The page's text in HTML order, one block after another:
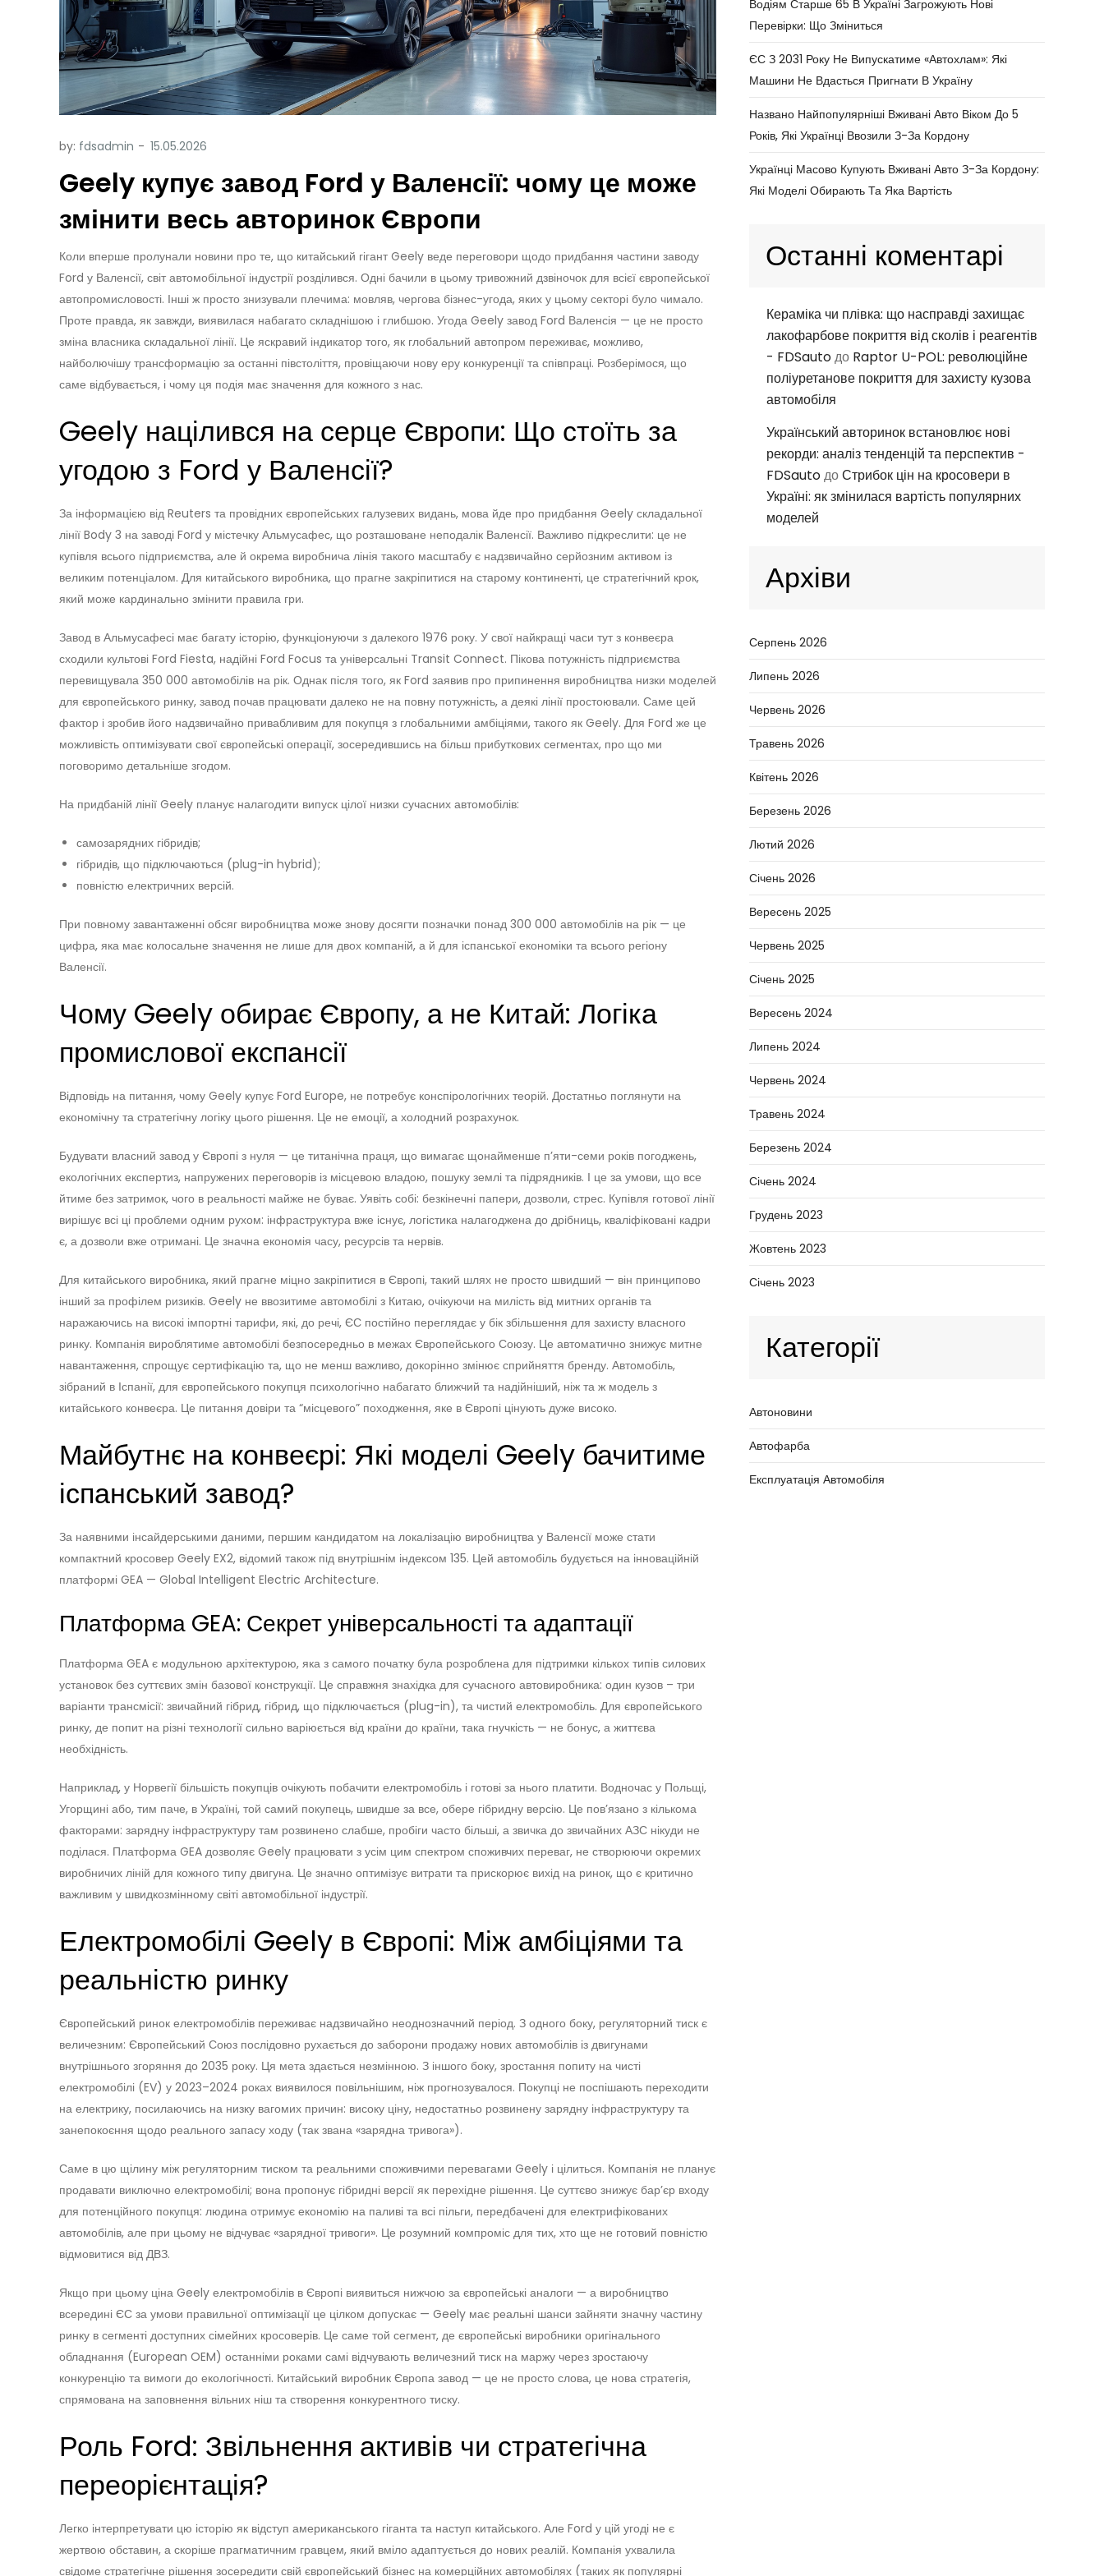
by: fdsadmin
Geely купує завод Ford у Валенсії: чому це може
змінити весь авторинок Європи
Коли вперше пролунали новини про те, що китайський гігант Geely веде переговори щодо придбання частини заводу
Ford у Валенсії, світ автомобільної індустрії розділився. Одні бачили в цьому тривожний дзвіночок для всієї європейської
автопромисловості. Інші ж просто знизували плечима: мовляв, чергова бізнес-угода, яких у цьому секторі було чимало.
Проте правда, як завжди, виявилася набагато складнішою і глибшою. Угода Geely завод Ford Валенсія — це не просто
зміна власника складальної лінії. Це яскравий індикатор того, як глобальний автопром переживає, можливо,
найболючішу трансформацію за останні півстоліття, провіщаючи нову еру конкуренції та співпраці. Розберімося, що
саме відбувається, і чому ця подія має значення для кожного з нас.
Geely націлився на серце Європи: Що стоїть за
угодою з Ford у Валенсії?
За інформацією від Reuters та провідних європейських галузевих видань, мова йде про придбання Geely складальної
лінії Body 3 на заводі Ford у містечку Альмусафес, що розташоване неподалік Валенсії. Важливо підкреслити: це не
купівля всього підприємства, але й окрема виробнича лінія такого масштабу є надзвичайно серйозним активом із
великим потенціалом. Для китайського виробника, що прагне закріпитися на старому континенті, це стратегічний крок,
який може кардинально змінити правила гри.
Завод в Альмусафесі має багату історію, функціонуючи з далекого 1976 року. У свої найкращі часи тут з конвеєра
сходили культові Ford Fiesta, надійні Ford Focus та універсальні Transit Connect. Пікова потужність підприємства
перевищувала 350 000 автомобілів на рік. Однак після того, як Ford заявив про припинення виробництва низки моделей
для європейського ринку, завод почав працювати далеко не на повну потужність, а деякі лінії простоювали. Саме цей
фактор і зробив його надзвичайно привабливим для покупця з глобальними амбіціями, такого як Geely. Для Ford же це
можливість оптимізувати свої європейські операції, зосередившись на більш прибуткових сегментах, про що ми
поговоримо детальніше згодом.
На придбаній лінії Geely планує налагодити випуск цілої низки сучасних автомобілів:
самозарядних гібридів;
гібридів, що підключаються (plug-in hybrid);
повністю електричних версій.
При повному завантаженні обсяг виробництва може знову досягти позначки понад 300 000 автомобілів на рік — це
цифра, яка має колосальне значення не лише для двох компаній, а й для іспанської економіки та всього регіону
Валенсії.
Чому Geely обирає Європу, а не Китай: Логіка
промислової експансії
Відповідь на питання, чому Geely купує Ford Europe, не потребує конспірологічних теорій. Достатньо поглянути на
економічну та стратегічну логіку цього рішення. Це не емоції, а холодний розрахунок.
Будувати власний завод у Європі з нуля — це титанічна праця, що вимагає щонайменше п’яти-семи років погоджень,
екологічних експертиз, напружених переговорів із місцевою владою, пошуку землі та підрядників. І це за умови, що все
йтиме без затримок, чого в реальності майже не буває. Уявіть собі: безкінечні папери, дозволи, стрес. Купівля готової лінії
вирішує всі ці проблеми одним рухом: інфраструктура вже існує, логістика налагоджена до дрібниць, кваліфіковані кадри
є, а дозволи вже отримані. Це значна економія часу, ресурсів та нервів.
Для китайського виробника, який прагне міцно закріпитися в Європі, такий шлях не просто швидший — він принципово
інший за профілем ризиків. Geely не ввозитиме автомобілі з Китаю, очікуючи на милість від митних органів та
наражаючись на високі імпортні тарифи, які, до речі, ЄС постійно переглядає у бік збільшення для захисту власного
ринку. Компанія вироблятиме автомобілі безпосередньо в межах Європейського Союзу. Це автоматично знижує митне
навантаження, спрощує сертифікацію та, що не менш важливо, докорінно змінює сприйняття бренду. Автомобіль,
зібраний в Іспанії, для європейського покупця психологічно набагато ближчий та надійніший, ніж та ж модель з
китайського конвеєра. Це питання довіри та “місцевого” походження, яке в Європі цінують дуже високо.
Майбутнє на конвеєрі: Які моделі Geely бачитиме
іспанський завод?
За наявними інсайдерськими даними, першим кандидатом на локалізацію виробництва у Валенсії може стати
компактний кросовер Geely EX2, відомий також під внутрішнім індексом 135. Цей автомобіль будується на інноваційній
платформі GEA — Global Intelligent Electric Architecture.
Платформа GEA: Секрет універсальності та адаптації
Платформа GEA є модульною архітектурою, яка з самого початку була розроблена для підтримки кількох типів силових
установок без суттєвих змін базової конструкції. Це справжня знахідка для сучасного автовиробника: один кузов – три
варіанти трансмісії: звичайний гібрид, гібрид, що підключається (plug-in), та чистий електромобіль. Для європейського
ринку, де попит на різні технології сильно варіюється від країни до країни, така гнучкість — не бонус, а життєва
необхідність.
Наприклад, у Норвегії більшість покупців очікують побачити електромобіль і готові за нього платити. Водночас у Польщі,
Угорщині або, тим паче, в Україні, той самий покупець, швидше за все, обере гібридну версію. Це пов’язано з кількома
факторами: зарядну інфраструктуру там розвинено слабше, пробіги часто більші, а звичка до звичайних АЗС нікуди не
поділася. Платформа GEA дозволяє Geely працювати з усім цим спектром споживчих переваг, не створюючи окремих
виробничих ліній для кожного типу двигуна. Це значно оптимізує витрати та прискорює вихід на ринок, що є критично
важливим у швидкозмінному світі автомобільної індустрії.
Електромобілі Geely в Європі: Між амбіціями та
реальністю ринку
Європейський ринок електромобілів переживає надзвичайно неоднозначний період. З одного боку, регуляторний тиск є
величезним: Європейський Союз послідовно рухається до заборони продажу нових автомобілів із двигунами
внутрішнього згоряння до 2035 року. Ця мета здається незмінною. З іншого боку, зростання попиту на чисті
електромобілі (EV) у 2023–2024 роках виявилося повільнішим, ніж прогнозувалося. Покупці не поспішають переходити
на електрику, посилаючись на низку вагомих причин: високу ціну, недостатньо розвинену зарядну інфраструктуру та
занепокоєння щодо реального запасу ходу (так звана «зарядна тривога»).
Саме в цю щілину між регуляторним тиском та реальними споживчими перевагами Geely і цілиться. Компанія не планує
продавати виключно електромобілі; вона пропонує гібридні версії як перехідне рішення. Це суттєво знижує бар’єр входу
для потенційного покупця: людина отримує економію на паливі та всі пільги, передбачені для електрифікованих
автомобілів, але при цьому не відчуває «зарядної тривоги». Це розумний компроміс для тих, хто ще не готовий повністю
відмовитися від ДВЗ.
Якщо при цьому ціна Geely електромобілів в Європі виявиться нижчою за європейські аналоги — а виробництво
всередині ЄС за умови правильної оптимізації це цілком допускає — Geely має реальні шанси зайняти значну частину
ринку в сегменті доступних сімейних кросоверів. Це саме той сегмент, де європейські виробники оригінального
обладнання (European OEM) останніми роками самі відчувають величезний тиск на маржу через зростаючу
конкуренцію та вимоги до екологічності. Китайський виробник Європа завод — це не просто слова, це нова стратегія,
спрямована на заповнення вільних ніш та створення конкурентного тиску.
Роль Ford: Звільнення активів чи стратегічна
переорієнтація?
Легко інтерпретувати цю історію як відступ американського гіганта та наступ китайського. Але Ford у цій угоді не є
жертвою обставин, а скоріше прагматичним гравцем, який вміло адаптується до нових реалій. Компанія ухвалила
свідоме стратегічне рішення зосередити свій європейський бізнес на комерційних автомобілях (таких як популярні
Водіям Старше 65 В Україні Загрожують Нові
Перевірки: Що Зміниться
ЄС З 2031 Року Не Випускатиме «автохлам»: Які
Машини Не Вдасться Пригнати В Україну
Названо Найпопулярніші Вживані Авто Віком До 5
Років, Які Українці Ввозили З-За Кордону
Українці Масово Купують Вживані Авто З-За Кордону:
Які Моделі Обирають Та Яка Вартість
Останні коментарі
Кераміка чи плівка: що насправді захищає
лакофарбове покриття від сколів і реагентів
- FDSautoдо Raptor U-POL: революційне
поліуретанове покриття для захисту кузова
автомобіля
Український авторинок встановлює нові
рекорди: аналіз тенденцій та перспектив -
FDSautoдоСтрибок цін на кросовери в
Україні: як змінилася вартість популярних
моделей
Архіви
Серпень 2026
Липень 2026
Червень 2026
Травень 2026
Квітень 2026
Березень 2026
Лютий 2026
Січень 2026
Вересень 2025
Червень 2025
Січень 2025
Вересень 2024
Липень 2024
Червень 2024
Травень 2024
Березень 2024
Січень 2024
Грудень 2023
Жовтень 2023
Січень 2023
Категорії
Автоновини
Автофарба
Експлуатація Автомобіля